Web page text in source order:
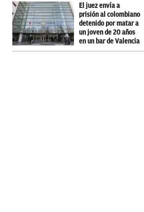
El juez envía a
prisión al colombiano
detenido por matar a
un joven de 20 años
en un bar de Valencia